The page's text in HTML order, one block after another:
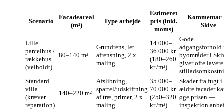
Scenario
Facadeareal
(m²)
Type arbejde
Estimeret
pris (inkl.
moms)
Skive
Lille
parcelhus /
rækkehus
(velholdt)
80–140 m²
Grundrens, let
afrensning, 2 x
maling
14.000–
36.000 kr.
(180–260
kr./m²)
Gode
adgangsforhold
byområder i
giver ofte lavere
Standard
villa
(kræver
reparation)
140–220 m²
Afslibning,
spartel/udskiftning
af træ, primer, 2 x
maling
35.000–
70.000 kr.
(250–320
kr./m²)
Skader fra fugt i
ældre facader
øge prisen —
inspektion